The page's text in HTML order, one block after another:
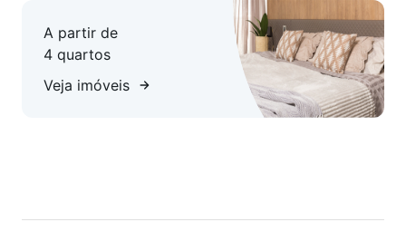
A partir de
4 quartos
Veja imóveis